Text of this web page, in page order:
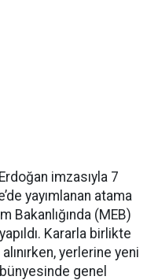
imzasıyla 7
yayımlanan atama
Bakanlığında (MEB)
Kararla birlikte
yerlerine yeni
genel